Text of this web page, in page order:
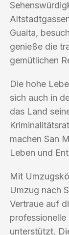
Guaita,
genieße die
gemütlichen
Die hohe
sich auch in
das Land
machen San
Leben und
Mit
Umzug nach
Vertraue auf
professionelle
unterstützt.